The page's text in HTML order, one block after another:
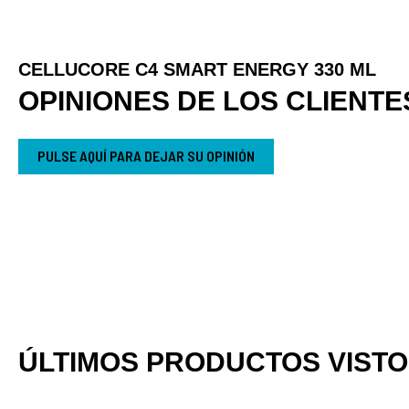
CELLUCORE C4 SMART ENERGY 330 ML
OPINIONES DE LOS
PULSE AQUÍ PARA DEJAR SU OPINIÓN
ÚLTIMOS PRODUCTOS